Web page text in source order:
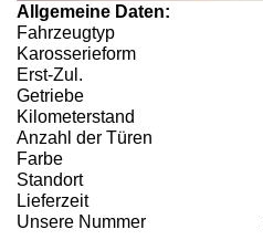
Allgemeine Daten:
Fahrzeugtyp
Karosserieform
Erst-Zul.
Getriebe
Kilometerstand
Anzahl der Türen
Farbe
Standort
Lieferzeit
Unsere Nummer